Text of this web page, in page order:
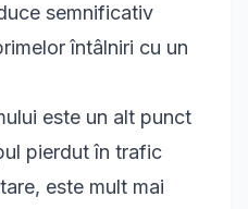
semnificativ
întâlniri cu un
este un alt punct
pierdut în trafic
este mult mai